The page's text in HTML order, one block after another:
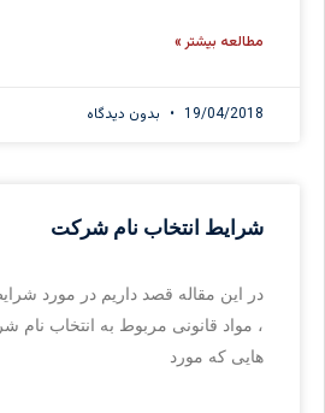
مطالعه بیشتر »
19/04/2018 بدون دیدگاه
شرایط انتخاب نام شرکت
در این مقاله قصد داریم در مورد
، مواد قانونی مربوط به انتخاب نام
هایی که مورد